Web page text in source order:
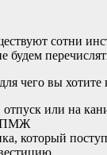
сотни
будем
чего вы
отпуск или на
ПМЖ
который